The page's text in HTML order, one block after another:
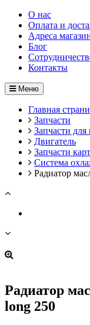
О нас
Оплата и
Адреса
Блог
Контакты
Меню
Главная
Запчасти
Запчасти
Двигатель
Запчасти
Система
Радиатор
Радиатор
long 250